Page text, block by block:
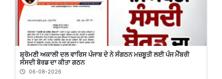
ਸ਼੍ਰੋਮਣੀ ਅਕਾਲੀ ਦਲ ਵਾਰਿਸ ਪੰਜਾਬ ਦੇ ਨੇ ਸੰਗਠਨ ਮਜ਼ਬੂਤੀ ਲਈ ਪੰਜ ਮੈਂਬਰੀ
ਸੰਸਦੀ ਬੋਰਡ ਦਾ ਕੀਤਾ ਗਠਨ
06-08-2026